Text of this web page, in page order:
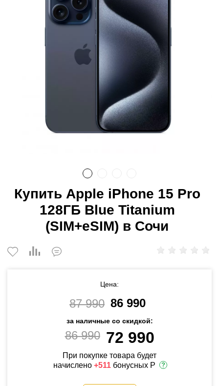
Купить Apple iPhone 15 Pro
128ГБ Blue Titanium
(SIM+eSIM) в Сочи
Цена:
87 990 86 990
за наличные со скидкой:
86 990 72 990
При покупке товара будет
начислено +511бонусных Р